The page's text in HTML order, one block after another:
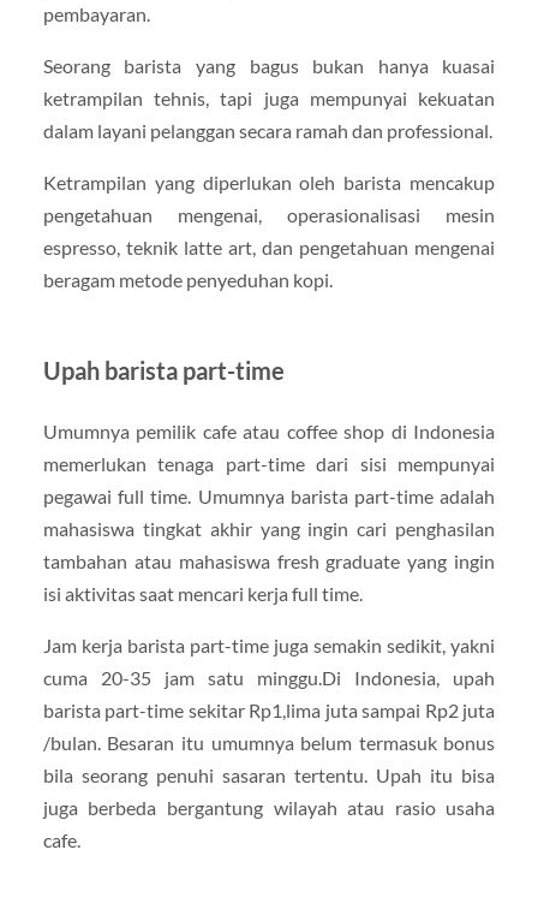
pembayaran.
Seorang barista yang bagus bukan hanya kuasai
ketrampilan tehnis, tapi juga mempunyai kekuatan
dalam layani pelanggan secara ramah dan professional.
Ketrampilan yang diperlukan oleh barista mencakup
pengetahuan mengenai, operasionalisasi mesin
espresso, teknik latte art, dan pengetahuan mengenai
beragam metode penyeduhan kopi.
Upah barista part-time
Umumnya pemilik cafe atau coffee shop di Indonesia
memerlukan tenaga part-time dari sisi mempunyai
pegawai full time. Umumnya barista part-time adalah
mahasiswa tingkat akhir yang ingin cari penghasilan
tambahan atau mahasiswa fresh graduate yang ingin
isi aktivitas saat mencari kerja full time.
Jam kerja barista part-time juga semakin sedikit, yakni
cuma 20-35 jam satu minggu.Di Indonesia, upah
barista part-time sekitar Rp1,lima juta sampai Rp2 juta
/bulan. Besaran itu umumnya belum termasuk bonus
bila seorang penuhi sasaran tertentu. Upah itu bisa
juga berbeda bergantung wilayah atau rasio usaha
cafe.